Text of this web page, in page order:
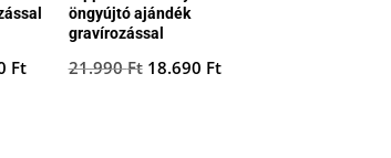
FtCurrent
öngyújtó ajándék
gravírozással
21.990Ft Original
18.690 FtCurrent